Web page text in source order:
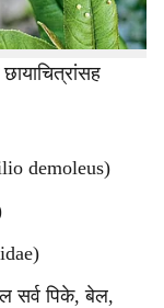
नुकसान
योग्य वेळी
demoleus)
सर्व पिके, बेल,